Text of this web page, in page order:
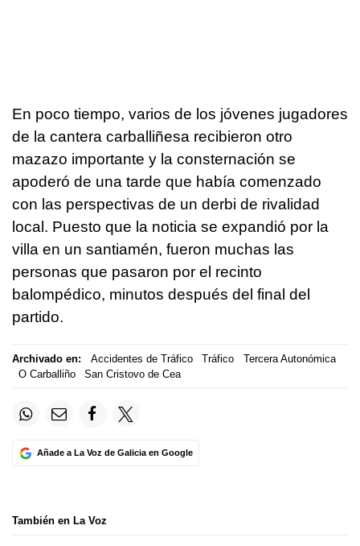
En poco tiempo, varios de los jóvenes jugadores
de la cantera carballiñesa recibieron otro
mazazo importante y la consternación se
apoderó de una tarde que había comenzado
con las perspectivas de un derbi de rivalidad
local. Puesto que la noticia se expandió por la
villa en un santiamén, fueron muchas las
personas que pasaron por el recinto
balompédico, minutos después del final del
partido.
Archivado en: Accidentes de Tráfico Tráfico
Tercera Autonómica
O Carballiño
San Cristovo de Cea
Añade a La Voz de Galicia en Google
También en La Voz